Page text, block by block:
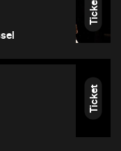
Ticket
Ticket